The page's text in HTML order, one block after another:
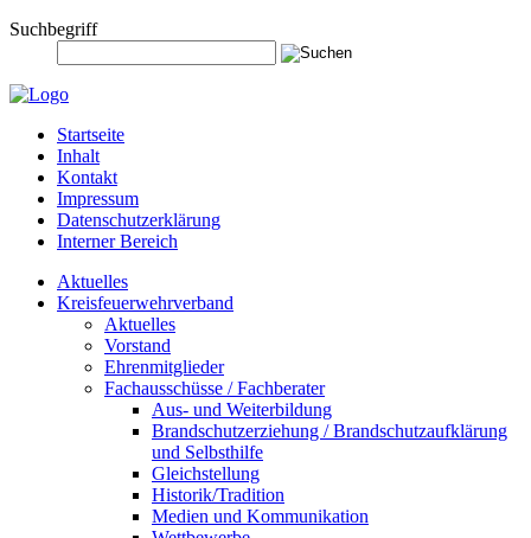
Suchbegriff
Startseite
Inhalt
Kontakt
Impressum
Datenschutzerklärung
Interner Bereich
Aktuelles
Kreisfeuerwehrverband
Aktuelles
Vorstand
Ehrenmitglieder
Fachausschüsse / Fachberater
Aus- und Weiterbildung
Brandschutzerziehung / Brandschutzaufklärung
und Selbsthilfe
Gleichstellung
Historik/Tradition
Medien und Kommunikation